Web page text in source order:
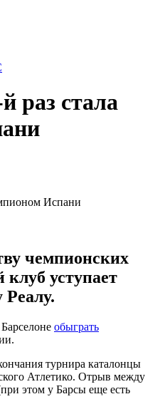
раз стала
чемпионских
уступает
Реалу.
обыграть
турнира каталонцы
Атлетико. Отрыв между
этом у Барсы еще есть